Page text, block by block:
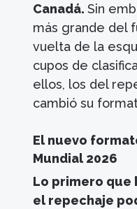
Canadá.Sin
más grande del
vuelta de la
cupos de
ellos, los del
cambió su
El nuevo
Mundial 2026
Lo primero que
el repechaje